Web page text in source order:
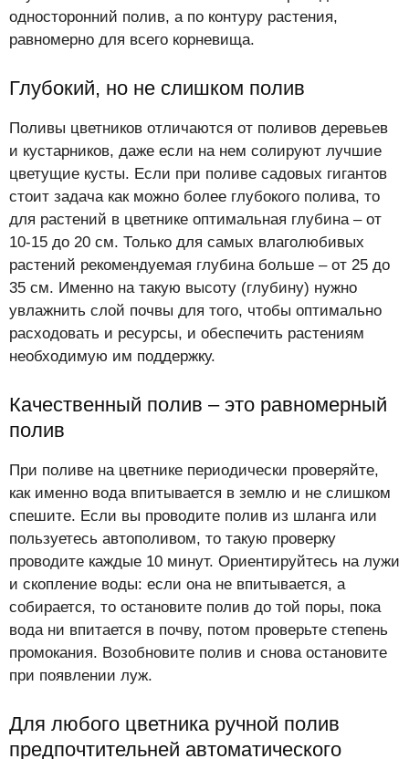
односторонний полив, а по контуру растения,
равномерно для всего корневища.
Глубокий, но не слишком полив
Поливы цветников отличаются от поливов деревьев
и кустарников, даже если на нем солируют лучшие
цветущие кусты. Если при поливе садовых гигантов
стоит задача как можно более глубокого полива, то
для растений в цветнике оптимальная глубина – от
10-15 до 20 см. Только для самых влаголюбивых
растений рекомендуемая глубина больше – от 25 до
35 см. Именно на такую высоту (глубину) нужно
увлажнить слой почвы для того, чтобы оптимально
расходовать и ресурсы, и обеспечить растениям
необходимую им поддержку.
Качественный полив – это равномерный
полив
При поливе на цветнике периодически проверяйте,
как именно вода впитывается в землю и не слишком
спешите. Если вы проводите полив из шланга или
пользуетесь автополивом, то такую проверку
проводите каждые 10 минут. Ориентируйтесь на лужи
и скопление воды: если она не впитывается, а
собирается, то остановите полив до той поры, пока
вода ни впитается в почву, потом проверьте степень
промокания. Возобновите полив и снова остановите
при появлении луж.
Для любого цветника ручной полив
предпочтительней автоматического